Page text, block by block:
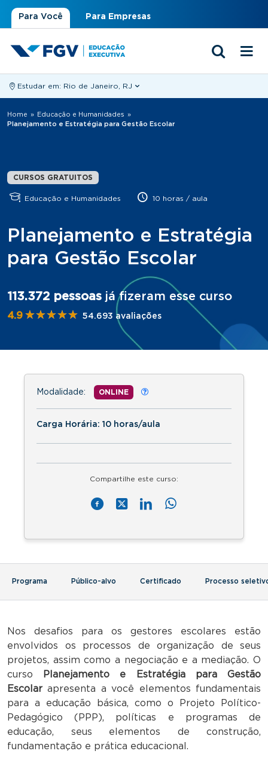
Para Você Para Empresas
Estudar em: Rio de Janeiro, RJ
Você está aqui
Home » Educação e Humanidades
»
Planejamento e Estratégia para Gestão Escolar
CURSOS GRATUITOS
Educação e Humanidades 10 horas / aula
Planejamento e Estratégia
para Gestão Escolar
113.372 pessoas já fizeram esse curso
4.9 ★★★★★
★★★★★ 54.693 avaliações
Modalidade: ONLINE
Carga Horária: 10 horas/aula
Compartilhe este curso:
Programa Público-alvo Certificado Processo
Nos desafios para os gestores escolares estão
envolvidos os processos de organização de seus
projetos, assim como a negociação e a mediação. O
curso
Planejamento e Estratégia para Gestão
Escolar apresenta a você elementos fundamentais
para a educação básica, como o Projeto Político-
Pedagógico (PPP), políticas e programas de
educação, seus elementos de construção,
fundamentação e prática educacional.